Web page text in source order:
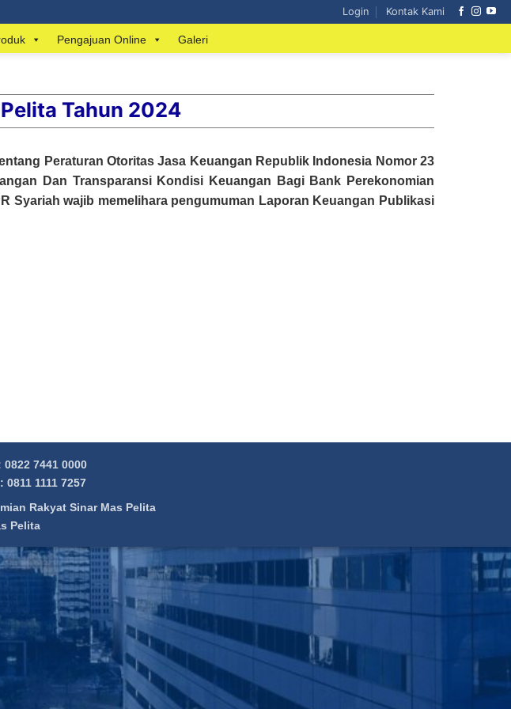
Login Kontak Kami
Pengajuan Online Galeri
Tahun 2024
Peraturan Otoritas Jasa Keuangan Republik Indonesia Nomor 23
Dan Transparansi Kondisi Keuangan Bagi Bank Perekonomian
Syariah wajib memelihara pengumuman Laporan Keuangan Publikasi
7441 0000
1111 7257
Rakyat Sinar Mas Pelita
Pelita